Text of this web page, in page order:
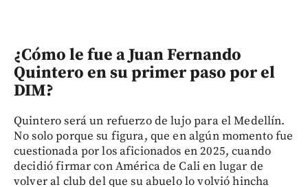
¿Cómo le fue a Juan Fernando
Quintero en su primer paso por el
DIM?
Quintero será un refuerzo de lujo para el Medellín.
No solo porque su figura, que en algún momento fue
cuestionada por los aficionados en 2025, cuando
decidió firmar con América de Cali en lugar de
volver al club del que su abuelo lo volvió hincha